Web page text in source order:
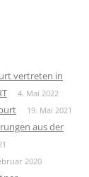
vertreten in
4. Mai 2022
19. Mai 2021
aus der
2020